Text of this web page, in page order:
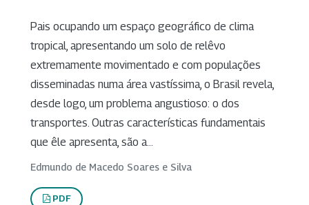
Pais ocupando um espaço geográfico de clima
tropical, apresentando um solo de relêvo
extremamente movimentado e com populações
disseminadas numa área vastíssima, o Brasil revela,
desde logo, um problema angustioso: o dos
transportes. Outras características fundamentais
que êle apresenta, são a...
Edmundo de Macedo Soares e Silva
PDF